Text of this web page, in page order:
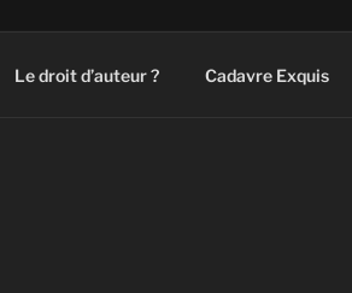
Le droit d’auteur ? Cadavre Exquis